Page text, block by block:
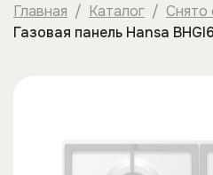
Главная Каталог
Снято
Газовая панель Hansa